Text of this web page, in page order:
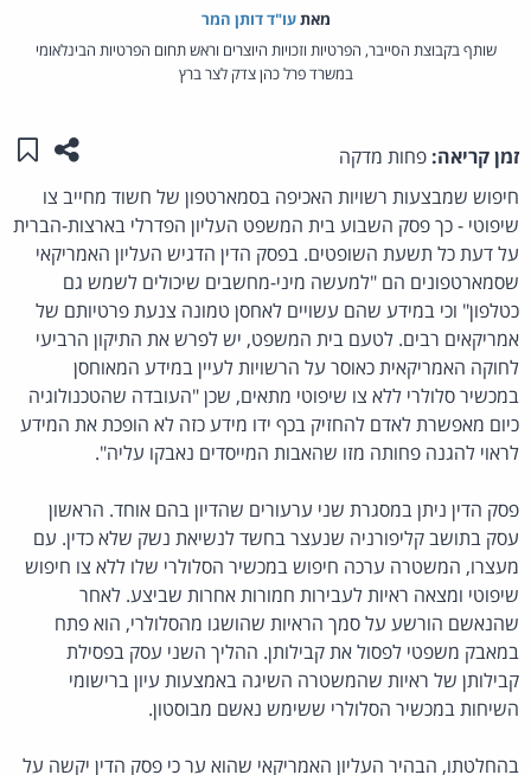
מאת‏עו"ד דותן המר
שותף בקבוצת הסייבר, הפרטיות וזכויות היוצרים וראש תחום הפרטיות הבינלאומי
במשרד פרל כהן צדק לצר ברץ
זמן קריאה: פחות מדקה שתפו
חיפוש שמבצעות רשויות האכיפה בסמארטפון של חשוד מחייב צו
שיפוטי - כך פסק השבוע בית המשפט העליון הפדרלי בארצות-הברית
על דעת כל תשעת השופטים. בפסק הדין הדגיש העליון האמריקאי
שסמארטפונים הם "למעשה מיני-מחשבים שיכולים לשמש גם
כטלפון" וכי במידע שהם עשויים לאחסן טמונה צנעת פרטיותם של
אמריקאים רבים. לטעם בית המשפט, יש לפרש את התיקון הרביעי
לחוקה האמריקאית כאוסר על הרשויות לעיין במידע המאוחסן
במכשיר סלולרי ללא צו שיפוטי מתאים, שכן "העובדה שהטכנולוגיה
כיום מאפשרת לאדם להחזיק בכף ידו מידע כזה לא הופכת את המידע
לראוי להגנה פחותה מזו שהאבות המייסדים נאבקו עליה".
פסק הדין ניתן במסגרת שני ערעורים שהדיון בהם אוחד. הראשון
עסק בתושב קליפורניה שנעצר בחשד לנשיאת נשק שלא כדין. עם
מעצרו, המשטרה ערכה חיפוש במכשיר הסלולרי שלו ללא צו חיפוש
שיפוטי ומצאה ראיות לעבירות חמורות אחרות שביצע. לאחר
שהנאשם הורשע על סמך הראיות שהושגו מהסלולרי, הוא פתח
במאבק משפטי לפסול את קבילותן. ההליך השני עסק בפסילת
קבילותן של ראיות שהמשטרה השיגה באמצעות עיון ברישומי
השיחות במכשיר הסלולרי ששימש נאשם מבוסטון.
בהחלטתו, הבהיר העליון האמריקאי שהוא ער כי פסק הדין יקשה על